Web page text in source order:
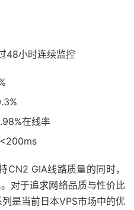
48小时连续监控
在线率
CN2 GIA线路质量的同时，
对于追求网络品质与性价比
是当前日本VPS市场中的优